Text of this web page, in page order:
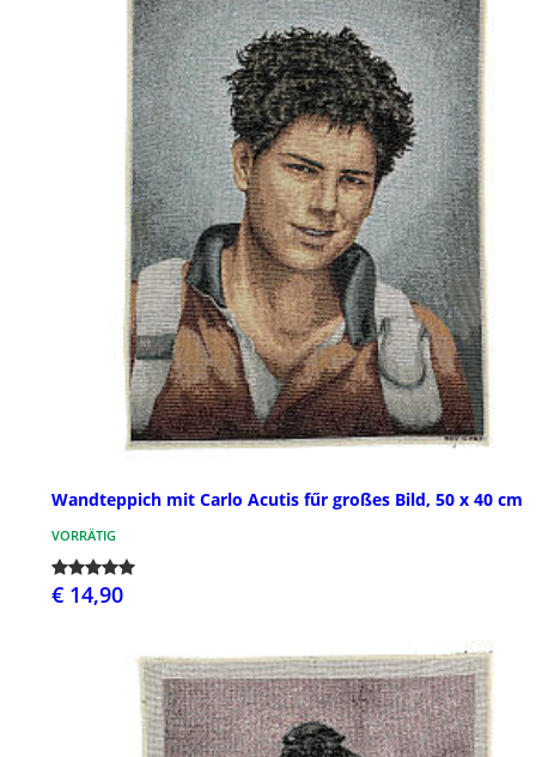
Wandteppich mit Carlo Acutis fűr großes Bild, 50 x 40 cm
VORRÄTIG
€ 14,90